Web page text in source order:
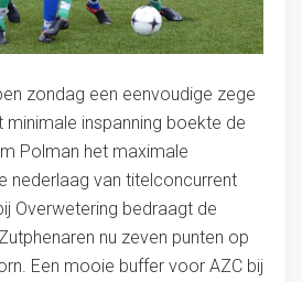
zondag een eenvoudige zege
inspanning boekte de
Polman het maximale
nederlaag van titelconcurrent
Overwetering bedraagt de
nu zeven punten op
Een mooie buffer voor AZC bij